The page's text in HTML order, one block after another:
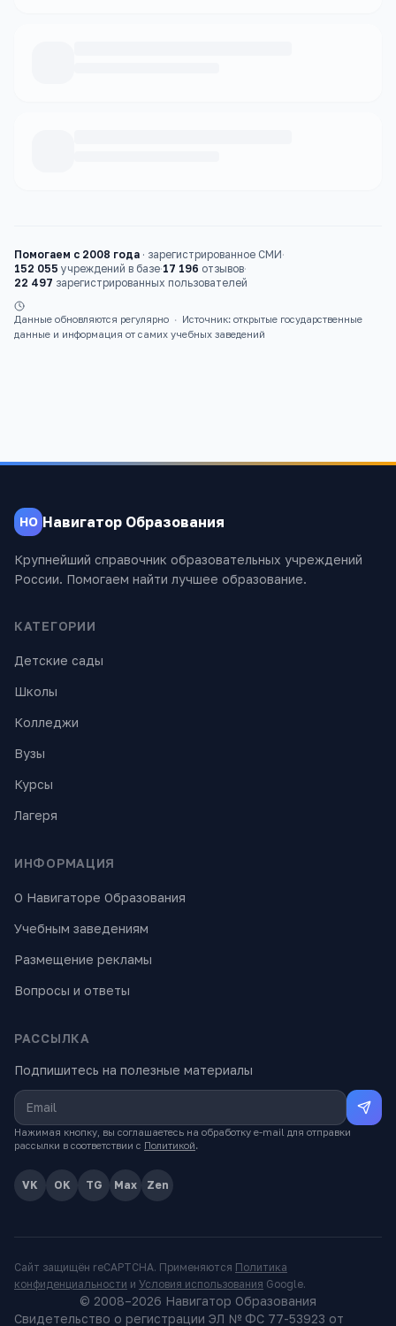
Помогаем с 2008 года · зарегистрированное СМИ·
152 055 учреждений в базе·17 196 отзывов·
22 497 зарегистрированных пользователей
Данные обновляются регулярно ·
Источник: открытые государственные
данные и информация от самих учебных заведений
НО Навигатор Образования
Крупнейший справочник образовательных учреждений
России. Помогаем найти лучшее образование.
КАТЕГОРИИ
Детские сады
Школы
Колледжи
Вузы
Курсы
Лагеря
ИНФОРМАЦИЯ
О Навигаторе Образования
Учебным заведениям
Размещение рекламы
Вопросы и ответы
РАССЫЛКА
Подпишитесь на полезные материалы
Нажимая кнопку, вы соглашаетесь на обработку e-mail для отправки
рассылки в соответствии с Политикой.
VK OK TG Max Zen
Сайт защищён reCAPTCHA. Применяются Политика
конфиденциальности и Условия использования Google.
© 2008–2026 Навигатор Образования
Свидетельство о регистрации ЭЛ № ФС 77-53923 от